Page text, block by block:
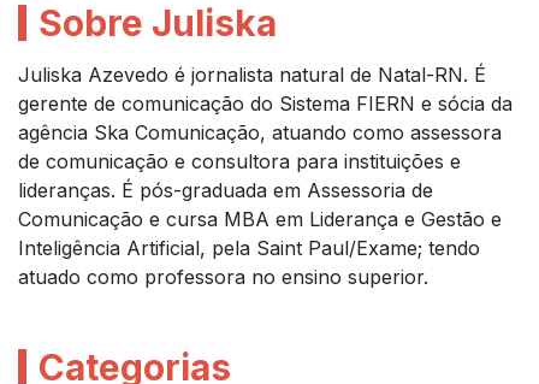
Sobre Juliska
Juliska Azevedo é jornalista natural de Natal-RN. É
gerente de comunicação do Sistema FIERN e sócia da
agência Ska Comunicação, atuando como assessora
de comunicação e consultora para instituições e
lideranças. É pós-graduada em Assessoria de
Comunicação e cursa MBA em Liderança e Gestão e
Inteligência Artificial, pela Saint Paul/Exame; tendo
atuado como professora no ensino superior.
Categorias